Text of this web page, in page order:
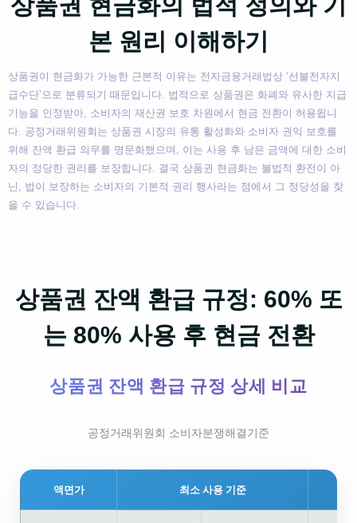
본 원리 이해하기
상품권이 현금화가 가능한 근본적 이유는 전자금융거래법상 ‘선불전자지
급수단’으로 분류되기 때문입니다. 법적으로 상품권은 화폐와 유사한 지급
기능을 인정받아, 소비자의 재산권 보호 차원에서 현금 전환이 허용됩니
다. 공정거래위원회는 상품권 시장의 유통 활성화와 소비자 권익 보호를
위해 잔액 환급 의무를 명문화했으며, 이는 사용 후 남은 금액에 대한 소비
자의 정당한 권리를 보장합니다. 결국 상품권 현금화는 불법적 환전이 아
닌, 법이 보장하는 소비자의 기본적 권리 행사라는 점에서 그 정당성을 찾
을 수 있습니다.
상품권 잔액 환급 규정: 60% 또
는 80% 사용 후 현금 전환
상품권 잔액 환급 규정 상세 비교
공정거래위원회 소비자분쟁해결기준
액면가 최소 사용 기준